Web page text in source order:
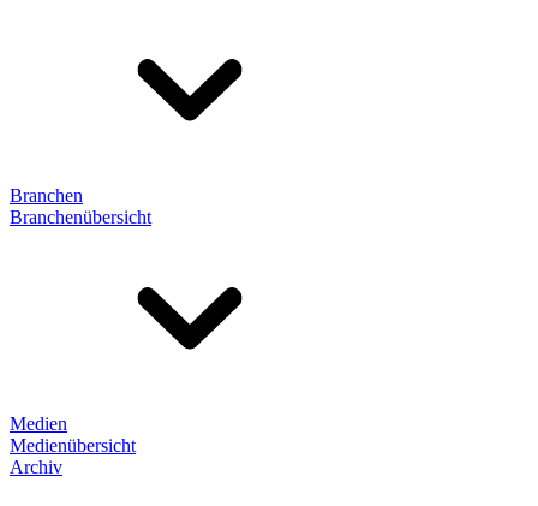
Branchen
Branchenübersicht
Medien
Medienübersicht
Archiv